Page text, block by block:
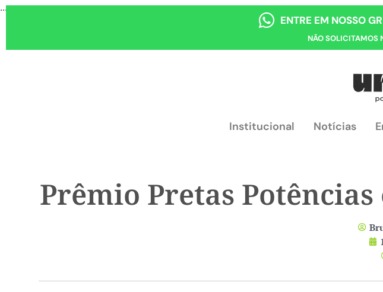
...
ENTRE EM NOSSO
NÃO SOLICITAMOS
Institucional Notícias
Prêmio Pretas